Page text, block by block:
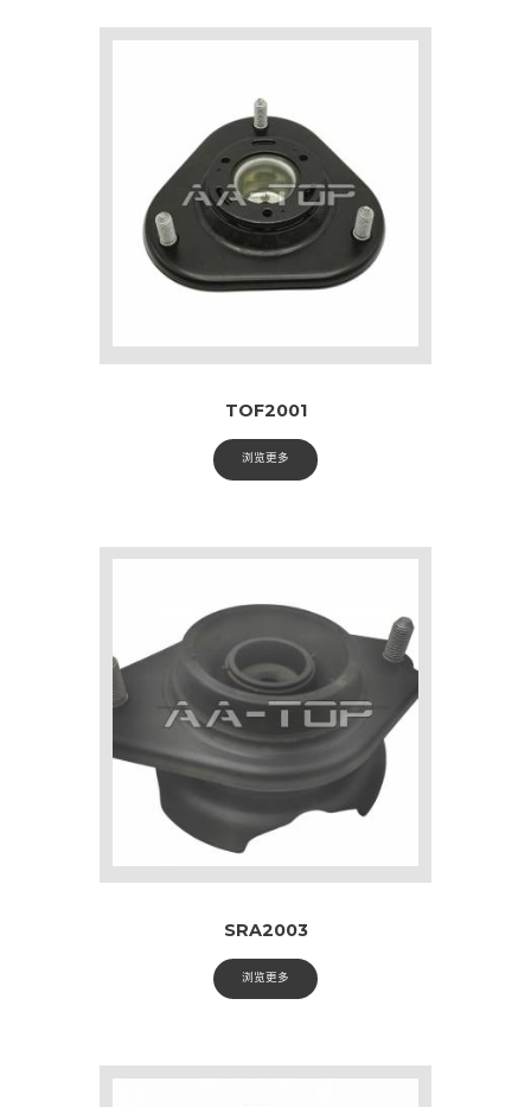
TOF2001
浏览更多
SRA2003
浏览更多